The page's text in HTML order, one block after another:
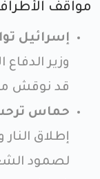
مواقف
إسرائيل
وزير
قد نوقش
حماس
إطلاق
لصمود